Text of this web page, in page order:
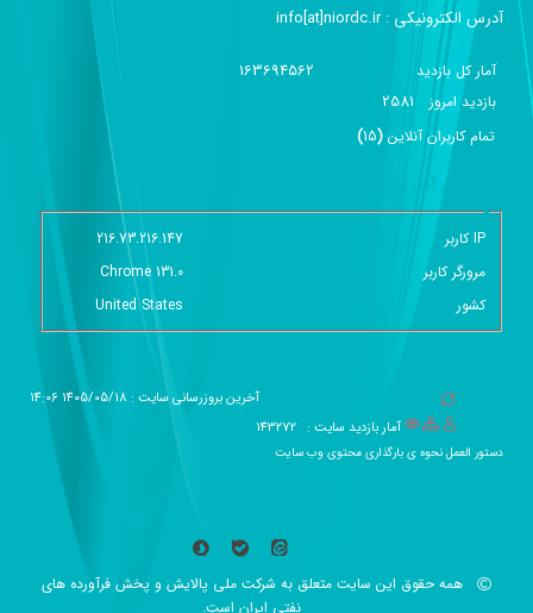
آدرس الکترونیکی :‌ info[at]niordc.ir
آمار کل بازدید 163694562
بازديد امروز 2581
تمام کاربران آنلاين (
15
)
IP کاربر
216.73.216.147
مرورگر کاربر
Chrome 131.0
کشور
United States
آخرین بروزرسانی سایت : 1405/05/18 14:06
آمار بازدید سایت : 143272
دستور العمل نحوه ی بارگذاری محتوی وب سایت
همه حقوق این سایت متعلق به شرکت ملی پالایش و پخش فرآورده های
نفتی ایران است.